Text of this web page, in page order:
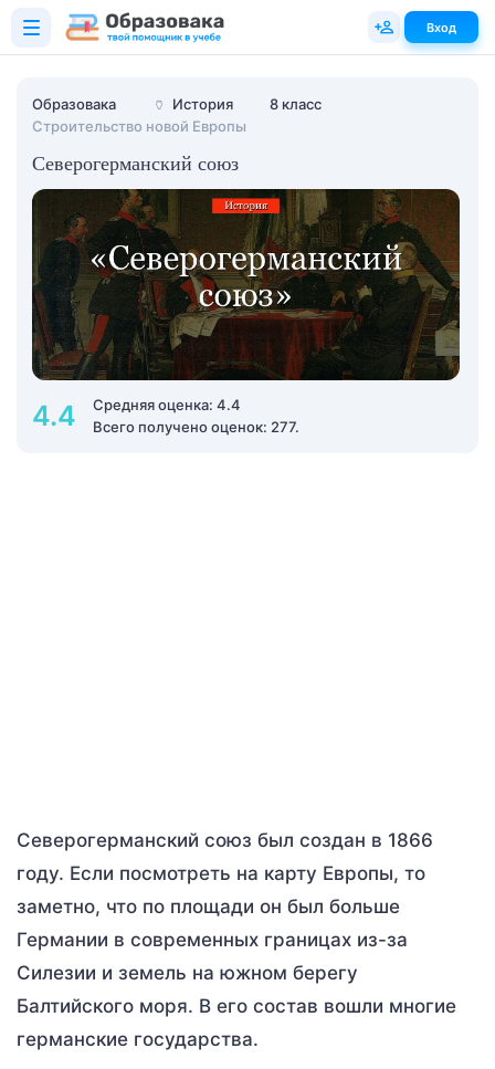
Образовака 🏺 История
8 класс
Строительство новой Европы
Северогерманский союз
4.4
Средняя оценка: 4.4
Всего получено оценок: 277.
Северогерманский союз был создан в 1866
году. Если посмотреть на карту Европы, то
заметно, что по площади он был больше
Германии в современных границах из-за
Силезии и земель на южном берегу
Балтийского моря. В его состав вошли многие
германские государства.
Вход